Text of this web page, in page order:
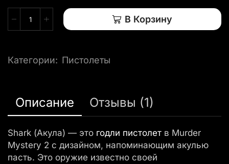
В Корзину
Категории: Пистолеты
Описание Отзывы (1)
Shark (Акула) — это годли пистолет в Murder
Mystery 2 с дизайном, напоминающим акулью
пасть. Это оружие известно своей